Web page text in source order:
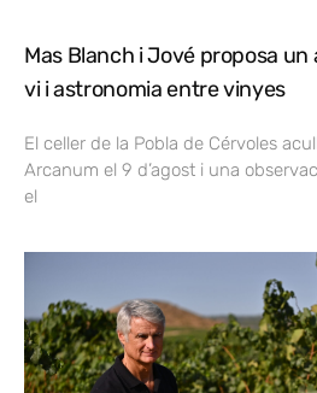
Mas Blanch i Jové proposa
vi i astronomia entre vinyes
El celler de la Pobla de Cérvoles
Arcanum el 9 d’agost i una
el